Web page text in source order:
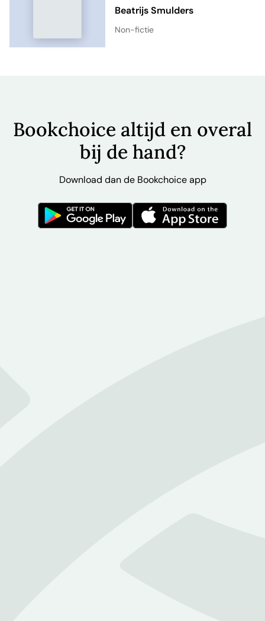
Beatrijs Smulders
Non-fictie
Bookchoice altijd en overal
bij de hand?
Download dan de Bookchoice app